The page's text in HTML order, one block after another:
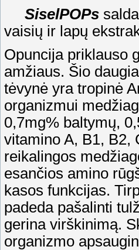
SiselPOPs
vaisių ir lapų
Opuncija priklauso
amžiaus. Šio
tėvynė yra tropinė
organizmui
0,7mg% baltymų,
vitamino A, B1, B2,
reikalingos
esančios amino
kasos funkcijas.
padeda pašalinti
gerina virškinimą.
organizmo